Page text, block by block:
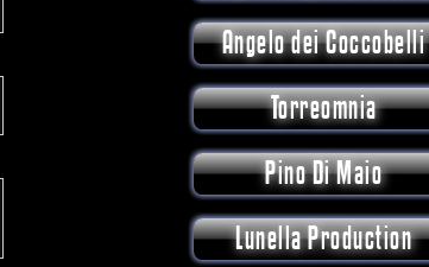
Angelo dei Coccobelli
Torreomnia
Pino Di Maio
Lunella Production